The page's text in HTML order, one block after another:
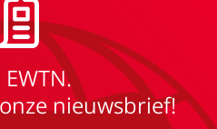
nieuwsbrief!